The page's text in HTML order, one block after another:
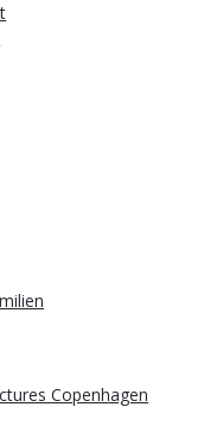
Copenhagen